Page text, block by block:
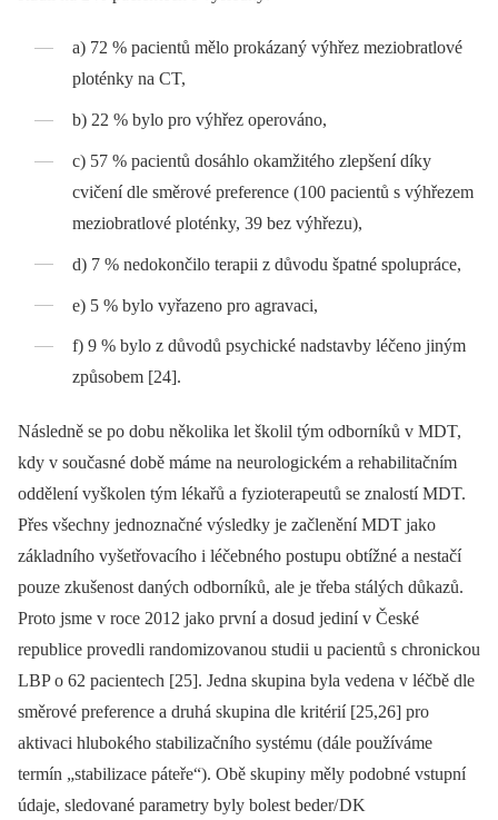
a) 72 % pacientů mělo prokázaný výhřez meziobratlové
ploténky na CT,
b) 22 % bylo pro výhřez operováno,
c) 57 % pacientů dosáhlo okamžitého zlepšení díky
cvičení dle směrové preference (100 pa­cientů s výhřezem
meziobratlové ploténky, 39 bez výhřezu),
d) 7 % nedokončilo terapii z důvodu špatné spolupráce,
e) 5 % bylo vyřazeno pro agravaci,
f) 9 % bylo z důvodů psychické nadstavby léčeno jiným
způsobem [24].
Následně se po dobu několika let školil tým odborníků v MDT,
kdy v současné době máme na neurologickém a rehabilitačním
oddělení vyškolen tým lékařů a fyzioterapeutů se znalostí MDT.
Přes všechny jednoznačné výsledky je začlenění MDT jako
základního vyšetřovacího i léčebného postupu obtížné a nestačí
pouze zkušenost daných odborníků, ale je třeba stálých důkazů.
Proto jsme v roce 2012 jako první a dosud jediní v České
republice provedli randomizovanou studii u pacientů s chronickou
LBP o 62 pacientech [25]. Jedna skupina byla vedena v léčbě dle
směrové preference a druhá skupina dle kritérií [25,26] pro
aktivaci hlubokého stabilizačního systému (dále používáme
termín „stabilizace páteře“). Obě skupiny měly podobné vstupní
údaje, sledované parametry byly bolest beder/ DK